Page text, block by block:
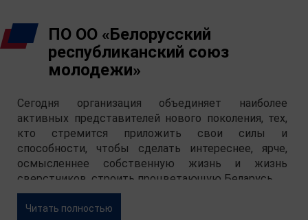
ПО ОО «Белорусский
республиканский союз
молодежи»
Сегодня организация объединяет наиболее
активных представителей нового поколения, тех,
кто стремится приложить свои силы и
способности, чтобы сделать интереснее, ярче,
осмысленнее собственную жизнь и жизнь
сверстников, строить процветающую Беларусь.
Читать полностью